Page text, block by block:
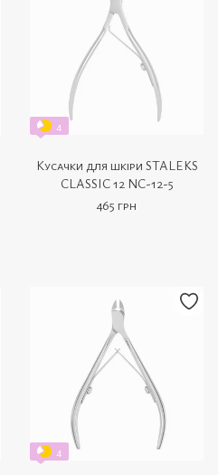
4
Кусачки для шкіри STALEKS
CLASSIC 12 NC-12-5
465 грн
4